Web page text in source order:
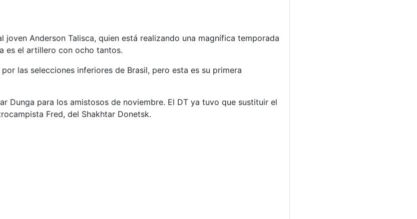
Anderson Talisca, quien está realizando una magnífica temporada
es el artillero con ocho tantos.
las selecciones inferiores de Brasil, pero esta es su primera
Dunga para los amistosos de noviembre. El DT ya tuvo que sustituir el
Fred, del Shakhtar Donetsk.